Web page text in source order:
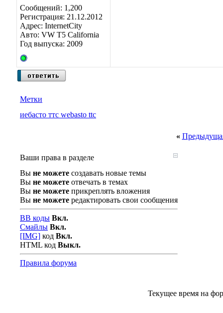
Сообщений: 1,200
Регистрация: 21.12.2012
Адрес: InternetCity
Авто: VW T5 California
Год выпуска: 2009
Метки
иебасто ттс webasto ttc
«
Ваши права в разделе
Вы не можете создавать новые темы
Вы не можете отвечать в темах
Вы не можете прикреплять вложения
Вы не можете редактировать свои сообщения
BB коды Вкл.
Смайлы Вкл.
[IMG] код Вкл.
HTML код Выкл.
Правила форума
Текущее время на